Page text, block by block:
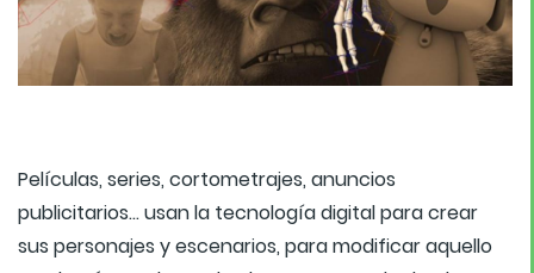
Películas, series, cortometrajes, anuncios
publicitarios… usan la tecnología digital para crear
sus personajes y escenarios, para modificar aquello